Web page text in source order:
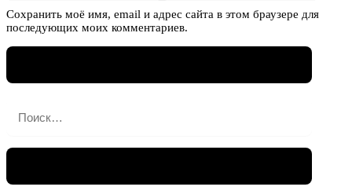
Сохранить моё имя, email и адрес сайта в этом браузере для
последующих моих комментариев.